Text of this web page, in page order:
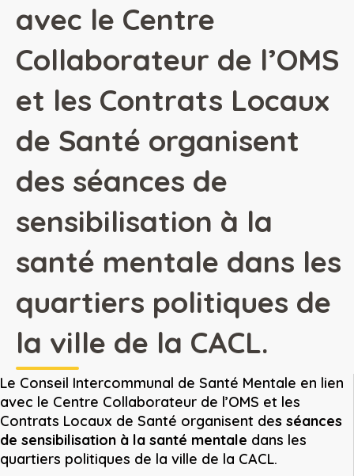
avec le Centre
Collaborateur de l’OMS
et les Contrats Locaux
de Santé organisent
des séances de
sensibilisation à la
santé mentale dans les
quartiers politiques de
la ville de la CACL.
Le Conseil Intercommunal de Santé Mentale en lien
avec le Centre Collaborateur de l’OMS et les
Contrats Locaux de Santé organisent des séances
de sensibilisation à la santé mentale dans les
quartiers politiques de la ville de la CACL.